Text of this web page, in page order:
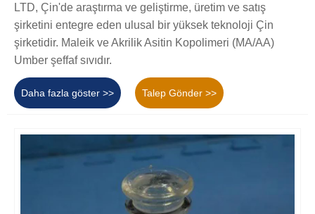
LTD, Çin'de araştırma ve geliştirme, üretim ve satış
şirketini entegre eden ulusal bir yüksek teknoloji Çin
şirketidir. Maleik ve Akrilik Asitin Kopolimeri (MA/AA)
Umber şeffaf sıvıdır.
Daha fazla göster >> Talep Gönder >>